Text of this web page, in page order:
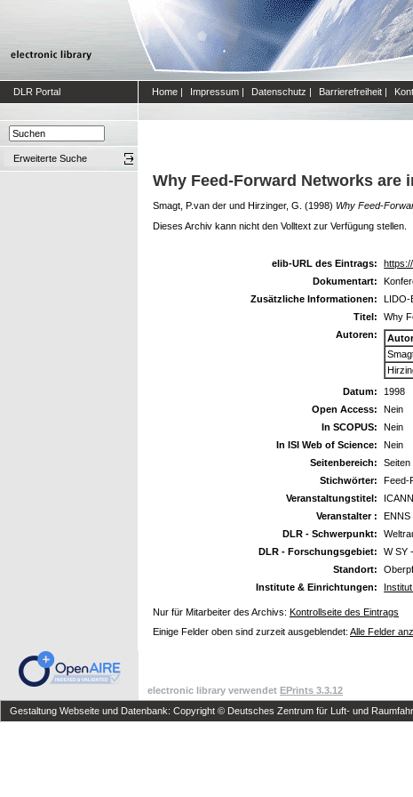
DLR Portal Home | Impressum | Datenschutz | Barrierefreiheit |
Erweiterte Suche
Why Feed-Forward Networks are
Smagt, P.van der und Hirzinger, G. (1998) Why Feed-
Dieses Archiv kann nicht den Volltext zur Verfügung stellen.
elib-URL des Eintrags:
Dokumentart:
Zusätzliche Informationen:
LIDO-
Titel:
Why
Autoren:
Datum:
1998
Open Access:
Nein
In SCOPUS:
Nein
In ISI Web of Science:
Nein
Seitenbereich:
Seiten
Stichwörter:
Feed-
Veranstaltungstitel:
Veranstalter :
ENNS
DLR - Schwerpunkt:
DLR - Forschungsgebiet:
W SY
Standort:
Institute & Einrichtungen:
Nur für Mitarbeiter des Archivs: Kontrollseite des Eintrags
Einige Felder oben sind zurzeit ausgeblendet: Alle Felder
electronic library verwendet EPrints 3.3.12
Gestaltung Webseite und Datenbank: Copyright © Deutsches Zentrum für Luft- und